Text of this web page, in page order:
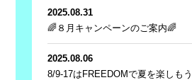
2025.08.31
🌈８月キャンペーンのご案内🌈
2025.08.06
8/9-17はFREEDOMで夏を楽しもう